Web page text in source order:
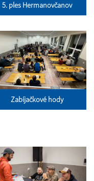
5. ples Hermanovčanov
Zabíjačkové hody